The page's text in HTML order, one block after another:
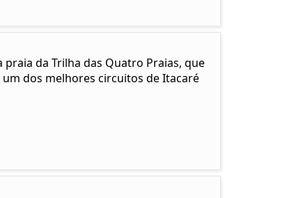
da Trilha das Quatro Praias, que
dos melhores circuitos de Itacaré